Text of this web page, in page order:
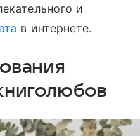
и
в интернете.